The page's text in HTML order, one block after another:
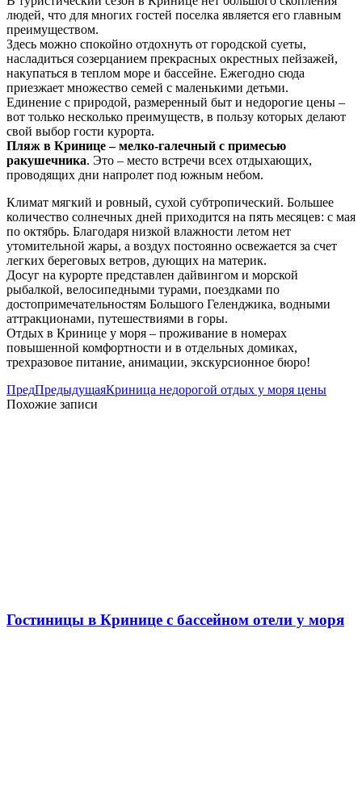
людей, что для многих гостей поселка является его главным
преимуществом.
Здесь можно спокойно отдохнуть от городской суеты,
насладиться созерцанием прекрасных окрестных пейзажей,
накупаться в теплом море и бассейне. Ежегодно сюда
приезжает множество семей с маленькими детьми.
Единение с природой, размеренный быт и недорогие цены –
вот только несколько преимуществ, в пользу которых делают
свой выбор гости курорта.
Пляж в Кринице – мелко-галечный с примесью
ракушечника. Это – место встречи всех отдыхающих,
проводящих дни напролет под южным небом.
Климат мягкий и ровный, сухой субтропический. Большее
количество солнечных дней приходится на пять месяцев: с мая
по октябрь. Благодаря низкой влажности летом нет
утомительной жары, а воздух постоянно освежается за счет
легких береговых ветров, дующих на материк.
Досуг на курорте представлен дайвингом и морской
рыбалкой, велосипедными турами, поездками по
достопримечательностям Большого Геленджика, водными
аттракционами, путешествиями в горы.
Отдых в Кринице у моря – проживание в номерах
повышенной комфортности и в отдельных домиках,
трехразовое питание, анимации, экскурсионное бюро!
ПредПредыдущаяКриница недорогой отдых у моря цены
Похожие записи
Гостиницы в Кринице с бассейном отели у моря